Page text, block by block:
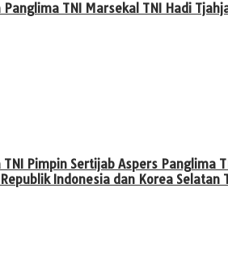
TNI Marsekal TNI Hadi
TNI Pimpin Sertijab Aspers Panglima
Indonesia dan Korea Selatan